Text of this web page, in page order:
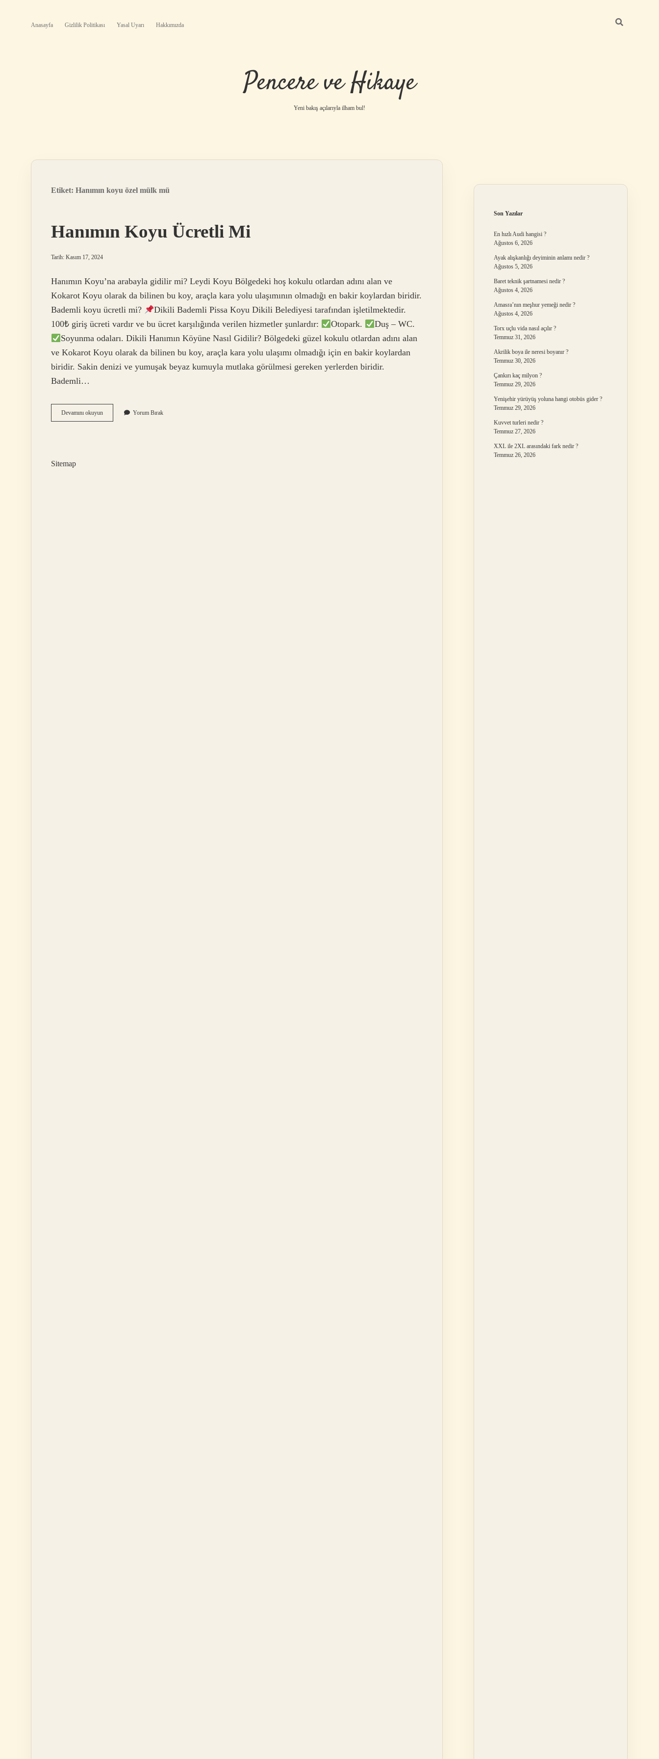
Anasayfa Gizlilik Politikası Yasal Uyarı Hakkımızda
Pencere ve Hikaye
Yeni bakış açılarıyla ilham bul!
Etiket: Hanımın koyu özel mülk mü
Hanımın Koyu Ücretli Mi
Tarih: Kasım 17, 2024
Hanımın Koyu’na arabayla gidilir mi? Leydi Koyu Bölgedeki hoş kokulu otlardan adını alan ve
Kokarot Koyu olarak da bilinen bu koy, araçla kara yolu ulaşımının olmadığı en bakir koylardan biridir.
Bademli koyu ücretli mi?
Dikili Bademli Pissa Koyu Dikili Belediyesi tarafından işletilmektedir.
100₺ giriş ücreti vardır ve bu ücret karşılığında verilen hizmetler şunlardır:
Otopark.
Duş – WC.
Soyunma odaları. Dikili Hanımın Köyüne Nasıl Gidilir? Bölgedeki güzel kokulu otlardan adını alan
ve Kokarot Koyu olarak da bilinen bu koy, araçla kara yolu ulaşımı olmadığı için en bakir koylardan
biridir. Sakin denizi ve yumuşak beyaz kumuyla mutlaka görülmesi gereken yerlerden biridir.
Bademli…
Devamını okuyunHanımın
Koyu
Yorum Bırak
Sitemap
Son Yazılar
En hızlı Audi hangisi ?
Ağustos 6, 2026
Ayak alışkanlığı deyiminin anlamı nedir ?
Ağustos 5, 2026
Baret teknik şartnamesi nedir ?
Ağustos 4, 2026
Amasra’nın meşhur yemeği nedir ?
Ağustos 4, 2026
Torx uçlu vida nasıl açılır ?
Temmuz 31, 2026
Akrilik boya ile neresi boyanır ?
Temmuz 30, 2026
Çankırı kaç milyon ?
Temmuz 29, 2026
Yenişehir yürüyüş yoluna hangi otobüs gider ?
Temmuz 29, 2026
Kuvvet turleri nedir ?
Temmuz 27, 2026
XXL ile 2XL arasındaki fark nedir ?
Temmuz 26, 2026